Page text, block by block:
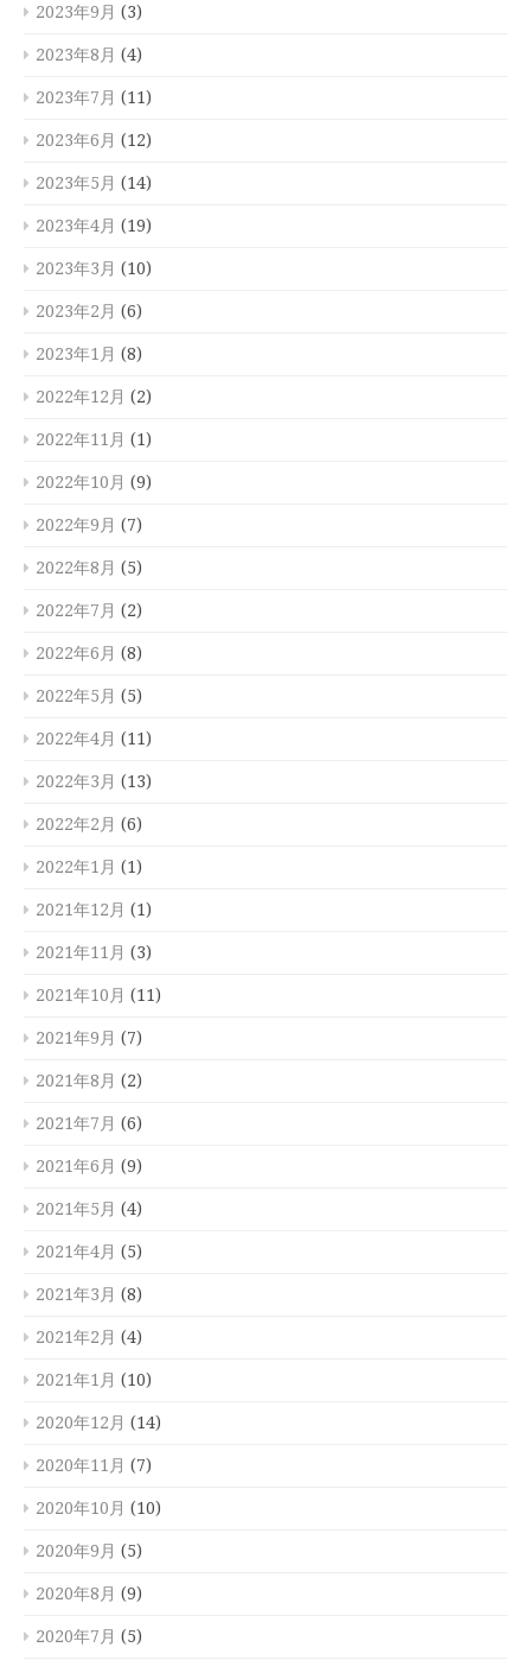
2023年9月 (3)
2023年8月 (4)
2023年7月 (11)
2023年6月 (12)
2023年5月 (14)
2023年4月 (19)
2023年3月 (10)
2023年2月 (6)
2023年1月 (8)
2022年12月 (2)
2022年11月 (1)
2022年10月 (9)
2022年9月 (7)
2022年8月 (5)
2022年7月 (2)
2022年6月 (8)
2022年5月 (5)
2022年4月 (11)
2022年3月 (13)
2022年2月 (6)
2022年1月 (1)
2021年12月 (1)
2021年11月 (3)
2021年10月 (11)
2021年9月 (7)
2021年8月 (2)
2021年7月 (6)
2021年6月 (9)
2021年5月 (4)
2021年4月 (5)
2021年3月 (8)
2021年2月 (4)
2021年1月 (10)
2020年12月 (14)
2020年11月 (7)
2020年10月 (10)
2020年9月 (5)
2020年8月 (9)
2020年7月 (5)